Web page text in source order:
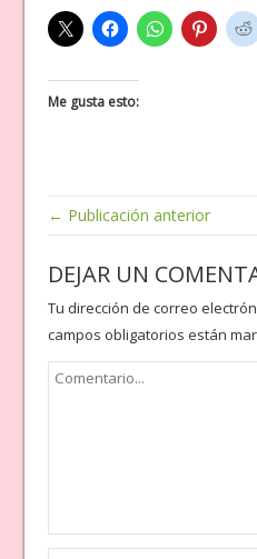
Me gusta esto:
← Publicación anterior
DEJAR UN
Tu dirección de correo
campos obligatorios están